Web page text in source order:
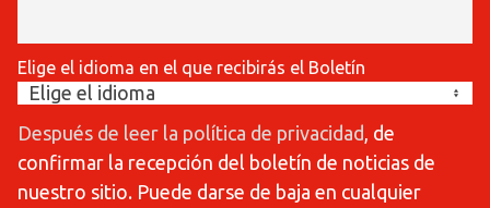
Elige el idioma en el que recibirás el Boletín
Después de leer la política de privacidad , de
confirmar la recepción del boletín de noticias de
nuestro sitio. Puede darse de baja en cualquier